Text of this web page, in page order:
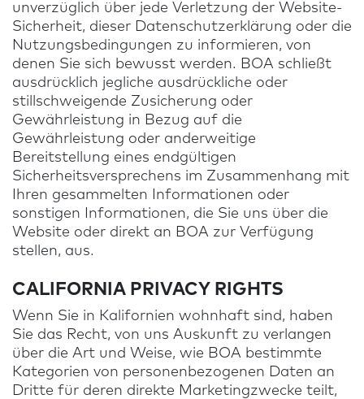
unverzüglich über jede Verletzung der Website-
Sicherheit, dieser Datenschutzerklärung oder die
Nutzungsbedingungen zu informieren, von
denen Sie sich bewusst werden. BOA schließt
ausdrücklich jegliche ausdrückliche oder
stillschweigende Zusicherung oder
Gewährleistung in Bezug auf die
Gewährleistung oder anderweitige
Bereitstellung eines endgültigen
Sicherheitsversprechens im Zusammenhang mit
Ihren gesammelten Informationen oder
sonstigen Informationen, die Sie uns über die
Website oder direkt an BOA zur Verfügung
stellen, aus.
CALIFORNIA PRIVACY RIGHTS
Wenn Sie in Kalifornien wohnhaft sind, haben
Sie das Recht, von uns Auskunft zu verlangen
über die Art und Weise, wie BOA bestimmte
Kategorien von personenbezogenen Daten an
Dritte für deren direkte Marketingzwecke teilt,